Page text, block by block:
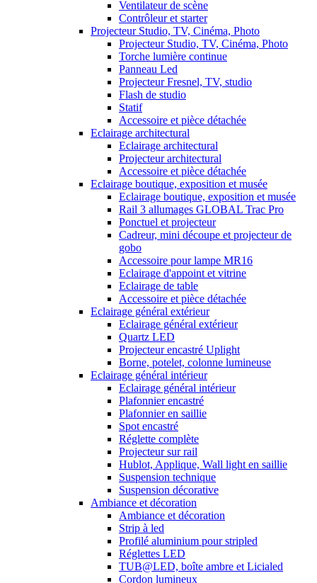
Ventilateur de scène
Contrôleur et starter
Projecteur Studio, TV, Cinéma, Photo
Projecteur Studio, TV, Cinéma, Photo
Torche lumière continue
Panneau Led
Projecteur Fresnel, TV, studio
Flash de studio
Statif
Accessoire et pièce détachée
Eclairage architectural
Eclairage architectural
Projecteur architectural
Accessoire et pièce détachée
Eclairage boutique, exposition et musée
Eclairage boutique, exposition et musée
Rail 3 allumages GLOBAL Trac Pro
Ponctuel et projecteur
Cadreur, mini découpe et projecteur de
gobo
Accessoire pour lampe MR16
Eclairage d'appoint et vitrine
Eclairage de table
Accessoire et pièce détachée
Eclairage général extérieur
Eclairage général extérieur
Quartz LED
Projecteur encastré Uplight
Borne, potelet, colonne lumineuse
Eclairage général intérieur
Eclairage général intérieur
Plafonnier encastré
Plafonnier en saillie
Spot encastré
Réglette complète
Projecteur sur rail
Hublot, Applique, Wall light en saillie
Suspension technique
Suspension décorative
Ambiance et décoration
Ambiance et décoration
Strip à led
Profilé aluminium pour stripled
Réglettes LED
TUB@LED, boîte ambre et Licialed
Cordon lumineux